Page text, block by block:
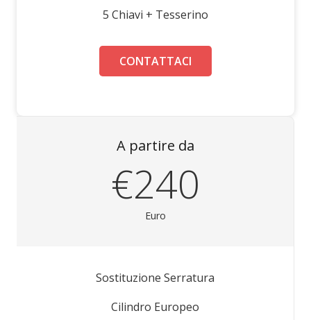
5 Chiavi + Tesserino
CONTATTACI
A partire da
€240
Euro
Sostituzione Serratura
Cilindro Europeo